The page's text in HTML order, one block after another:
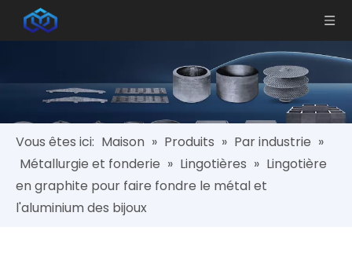
Vous êtes ici: Maison » Produits » Par industrie »
Métallurgie et fonderie » Lingotières » Lingotière
en graphite pour faire fondre le métal et
l'aluminium des bijoux